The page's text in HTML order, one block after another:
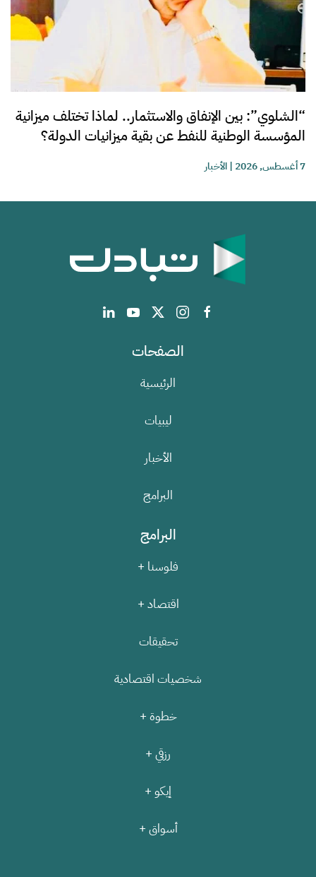
“الشلوي”: بين الإنفاق والاستثمار.. لماذا تختلف ميزانية
المؤسسة الوطنية للنفط عن بقية ميزانيات الدولة؟
7 أغسطس, 2026 |الأخبار
الصفحات
الرئيسية
ليبيات
الأخبار
البرامج
البرامج
فلوسنا +
اقتصاد +
تحقيقات
شخصيات اقتصادية
خطوة +
رزقي +
إيكو +
أسواق +